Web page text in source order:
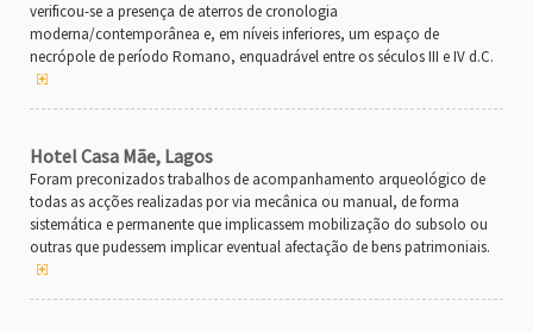
verificou-se a presença de aterros de cronologia
moderna/contemporânea e, em níveis inferiores, um espaço de
necrópole de período Romano, enquadrável entre os séculos III e IV d.C.
Hotel Casa Mãe, Lagos
Foram preconizados trabalhos de acompanhamento arqueológico de
todas as acções realizadas por via mecânica ou manual, de forma
sistemática e permanente que implicassem mobilização do subsolo ou
outras que pudessem implicar eventual afectação de bens patrimoniais.